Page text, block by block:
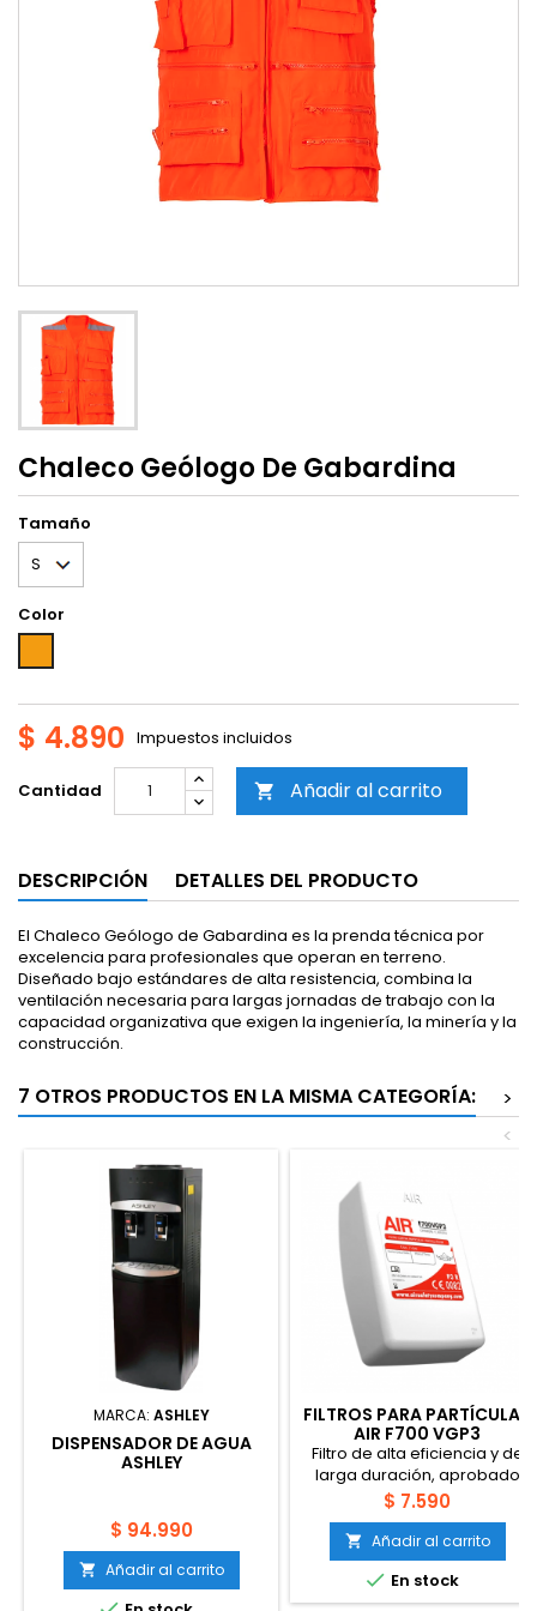
Chaleco Geólogo De Gabardina
Tamaño
Color
$ 4.890 Impuestos incluidos
Cantidad  Añadir al carrito
DESCRIPCIÓN DETALLES DEL PRODUCTO
El Chaleco Geólogo de Gabardina es la prenda técnica por
excelencia para profesionales que operan en terreno.
Diseñado bajo estándares de alta resistencia, combina la
ventilación necesaria para largas jornadas de trabajo con la
capacidad organizativa que exigen la ingeniería, la minería y la
construcción.
7 OTROS PRODUCTOS EN LA MISMA CATEGORÍA:
>
<
MARCA: ASHLEY
DISPENSADOR DE AGUA
ASHLEY
Precio
$ 94.990
 Añadir al carrito
FILTROS PARA PARTÍCULAS
AIR F700 VGP3
Filtro de alta eficiencia y de
larga duración, aprobado
para la protección contra
partículas, compatible con
las líneas de respiradores
AIR S900, S950 y FFS990.
Precio
$ 7.590
 Añadir al carrito
 En stock